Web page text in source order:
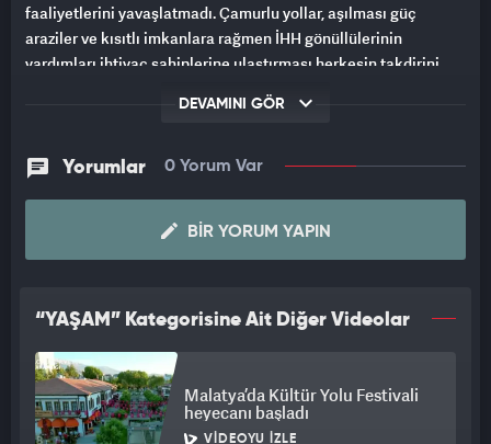
faaliyetlerini yavaşlatmadı. Çamurlu yollar, aşılması güç
araziler ve kısıtlı imkanlara rağmen İHH gönüllülerinin
yardımları ihtiyaç sahiplerine ulaştırması herkesin takdirini
DEVAMINI GÖR
Yorumlar 0 Yorum Var
BIR YORUM YAPIN
“YAŞAM” Kategorisine Ait Diğer Videolar
Malatya’da Kültür Yolu Festivali
heyecanı başladı
VIDEOYU İZLE